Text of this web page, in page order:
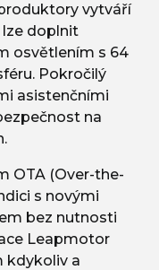
vytváří
lze doplnit
osvětlením s 64
Pokročilý
asistenčními
na
OTA (Over-the-
s novými
bez nutnosti
Leapmotor
kdykoliv a